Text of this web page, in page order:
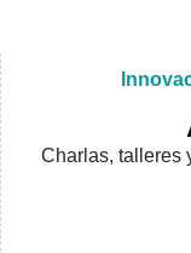
Charlas, talleres